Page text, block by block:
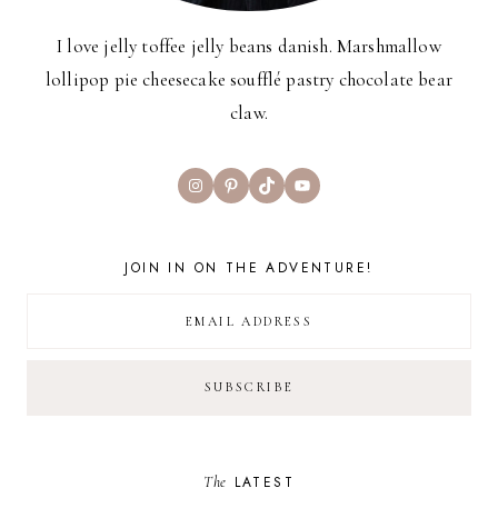
I love jelly toffee jelly beans danish. Marshmallow
lollipop pie cheesecake soufflé pastry chocolate bear
claw.
InstagramPinterest
TikTokYouTube
JOIN IN ON THE ADVENTURE!
The LATEST